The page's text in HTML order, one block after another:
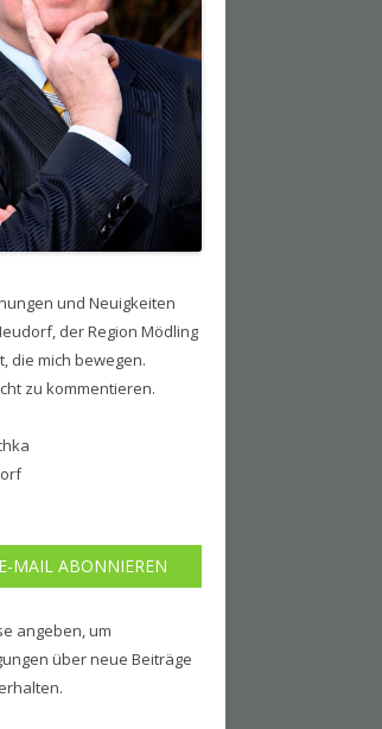
und Neuigkeiten
der Region Mödling
die mich bewegen.
zu kommentieren.
MAIL ABONNIEREN
angeben, um
über neue Beiträge